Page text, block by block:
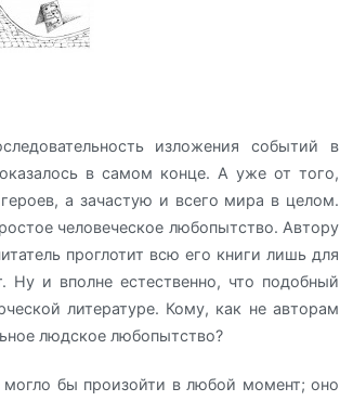
изложения событий в
оказалось в самом конце. А уже от того,
а зачастую и всего мира в целом.
человеческое любопытство. Автору
проглотит всю его книги лишь для
Ну и вполне естественно, что подобный
литературе. Кому, как не авторам
людское любопытство?
бы произойти в любой момент; оно